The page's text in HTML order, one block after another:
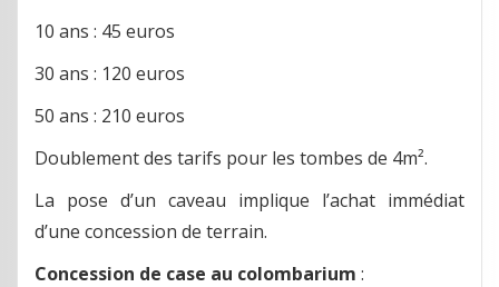
10 ans : 45 euros
30 ans : 120 euros
50 ans : 210 euros
Doublement des tarifs pour les tombes de 4m².
La pose d’un caveau implique l’achat immédiat
d’une concession de terrain.
Concession de case au colombarium :